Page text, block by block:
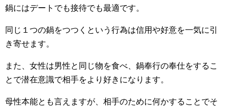
鍋にはデートでも接待でも最適です。
同じ１つの鍋をつつくという行為は信用や好意を一気に引
き寄せます。
また、女性は男性と同じ物を食べ、鍋奉行の奉仕をするこ
とで潜在意識で相手をより好きになります。
母性本能とも言えますが、相手のために何かすることでそ